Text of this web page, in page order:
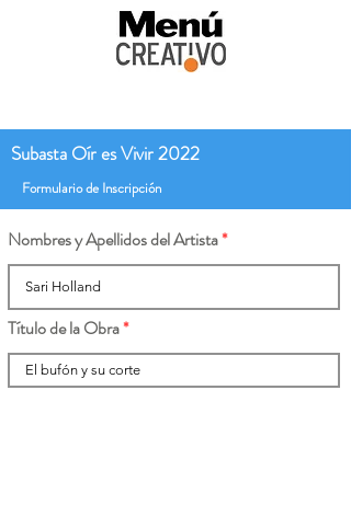
Subasta Oír es Vivir 2022
Formulario de Inscripción
Nombres y Apellidos del Artista
Título de la Obra